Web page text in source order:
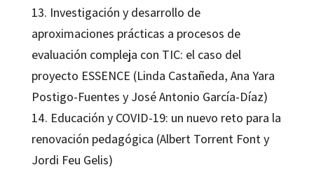
13. Investigación y desarrollo de
aproximaciones prácticas a procesos de
evaluación compleja con TIC: el caso del
proyecto ESSENCE (Linda Castañeda, Ana Yara
Postigo-Fuentes y José Antonio García-Díaz)
14. Educación y COVID-19: un nuevo reto para la
renovación pedagógica (Albert Torrent Font y
Jordi Feu Gelis)